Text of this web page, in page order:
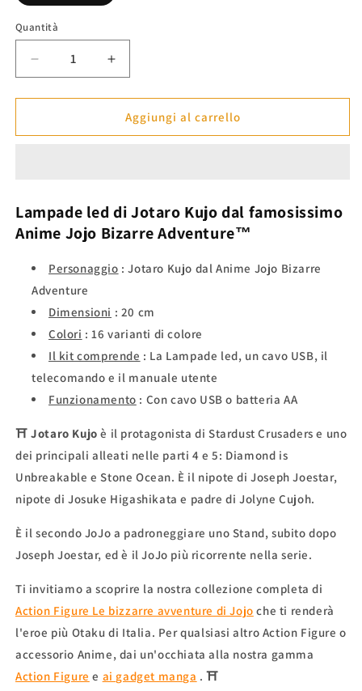
Quantità
Diminuisci
quantità
per
led
Bizarre
Adventure™
Aumenta
quantità
per
Lampade
led
Jojo
Bizarre
Adventure™
Aggiungi al carrello
Lampade led diJotaro Kujo dal famosissimo
Anime Jojo Bizarre Adventure™
Personaggio : Jotaro Kujo dal Anime Jojo Bizarre
Adventure
Dimensioni : 20 cm
Colori : 16 varianti di colore
Il kit comprende : La Lampade led, un cavo USB, il
telecomando e il manuale utente
Funzionamento : Con cavo USB o batteria AA
⛩Jotaro Kujo è il protagonista di Stardust Crusaders e uno
dei principali alleati nelle parti 4 e 5: Diamond is
Unbreakable e Stone Ocean. È il nipote di Joseph Joestar,
nipote di Josuke Higashikata e padre di Jolyne Cujoh.
È il secondo JoJo a padroneggiare uno Stand, subito dopo
Joseph Joestar, ed è il JoJo più ricorrente nella serie.
Ti invitiamo a scoprire la nostra collezione completa di
Action Figure Le bizzarre avventure di Jojo che ti renderà
l'eroe più Otaku di Italia. Per qualsiasi altro Action Figure o
accessorio Anime, dai un'occhiata alla nostra gamma
Action Figure e ai gadget manga . ⛩